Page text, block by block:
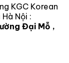
KGC Korean
Nội :
Đại Mỗ ,